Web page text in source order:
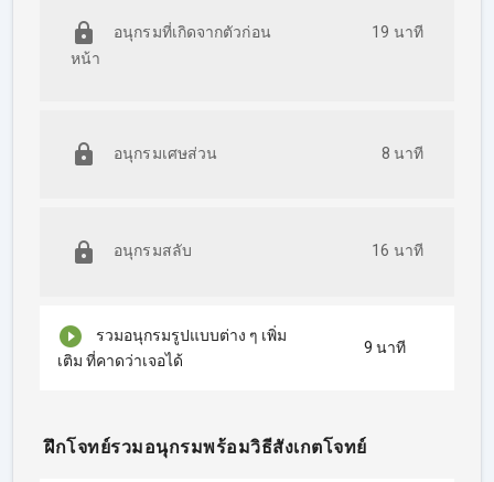
แถมฟรี
อนุกรมที่เกิดจากตัวก่อน
หน้า
19 นาที
อนุกรมเศษส่วน 8 นาที
อนุกรมสลับ 16 นาที
รวมอนุกรมรูปแบบต่าง ๆ เพิ่ม
เติม ที่คาดว่าเจอได้
9 นาที
ฝึกโจทย์รวมอนุกรมพร้อมวิธีสังเกตโจทย์